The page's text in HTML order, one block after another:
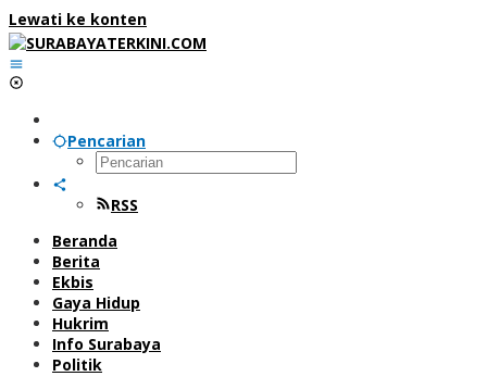
Lewati ke konten
Pencarian
RSS
Beranda
Berita
Ekbis
Gaya Hidup
Hukrim
Info Surabaya
Politik